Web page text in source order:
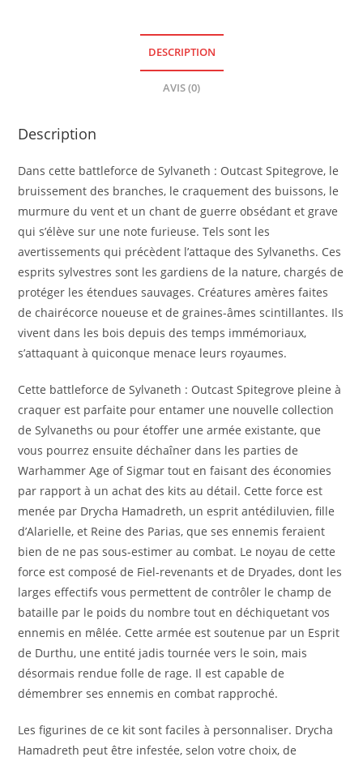
DESCRIPTION
AVIS (0)
Description
Dans cette battleforce de Sylvaneth : Outcast Spitegrove, le
bruissement des branches, le craquement des buissons, le
murmure du vent et un chant de guerre obsédant et grave
qui s’élève sur une note furieuse. Tels sont les
avertissements qui précèdent l’attaque des Sylvaneths. Ces
esprits sylvestres sont les gardiens de la nature, chargés de
protéger les étendues sauvages. Créatures amères faites
de chairécorce noueuse et de graines-âmes scintillantes. Ils
vivent dans les bois depuis des temps immémoriaux,
s’attaquant à quiconque menace leurs royaumes.
Cette battleforce de Sylvaneth : Outcast Spitegrove pleine à
craquer est parfaite pour entamer une nouvelle collection
de Sylvaneths ou pour étoffer une armée existante, que
vous pourrez ensuite déchaîner dans les parties de
Warhammer Age of Sigmar tout en faisant des économies
par rapport à un achat des kits au détail. Cette force est
menée par Drycha Hamadreth, un esprit antédiluvien, fille
d’Alarielle, et Reine des Parias, que ses ennemis feraient
bien de ne pas sous-estimer au combat. Le noyau de cette
force est composé de Fiel-revenants et de Dryades, dont les
larges effectifs vous permettent de contrôler le champ de
bataille par le poids du nombre tout en déchiquetant vos
ennemis en mêlée. Cette armée est soutenue par un Esprit
de Durthu, une entité jadis tournée vers le soin, mais
désormais rendue folle de rage. Il est capable de
démembrer ses ennemis en combat rapproché.
Les figurines de ce kit sont faciles à personnaliser. Drycha
Hamadreth peut être infestée, selon votre choix, de